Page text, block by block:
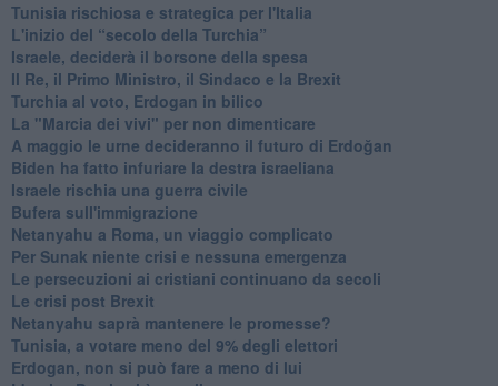
Tunisia rischiosa e strategica per l'Italia
L'inizio del “secolo della Turchia”
Israele, deciderà il borsone della spesa
Il Re, il Primo Ministro, il Sindaco e la Brexit
Turchia al voto, Erdogan in bilico
La "Marcia dei vivi" per non dimenticare
A maggio le urne decideranno il futuro di Erdoğan
Biden ha fatto infuriare la destra israeliana
Israele rischia una guerra civile
Bufera sull'immigrazione
Netanyahu a Roma, un viaggio complicato
Per Sunak niente crisi e nessuna emergenza
Le persecuzioni ai cristiani continuano da secoli
Le crisi post Brexit
Netanyahu saprà mantenere le promesse?
Tunisia, a votare meno del 9% degli elettori
Erdogan, non si può fare a meno di lui